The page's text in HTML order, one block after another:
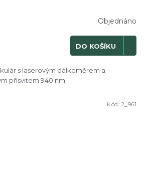
R
M
Objednáno
DO KOŠÍKU
s laserovým dálkoměrem a
přísvitem 940 nm.
Kód: 2_961